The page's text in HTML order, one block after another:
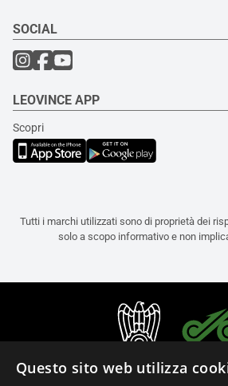
SOCIAL
LEOVINCE APP
Scopri
Tutti i marchi utilizzati sono di proprietà dei
solo a scopo informativo e non
Questo sito web utilizza